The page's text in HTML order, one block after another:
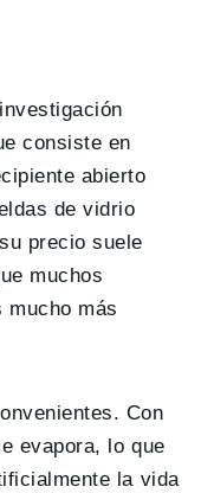
consiste en
abierto
de vidrio
precio suele
muchos
mucho más
Con
evapora, lo que
la vida